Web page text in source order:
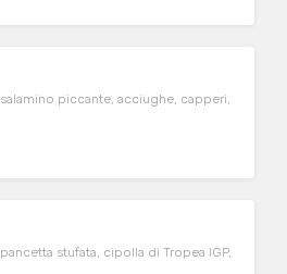
piccante, acciughe, capperi,
stufata, cipolla di Tropea IGP,